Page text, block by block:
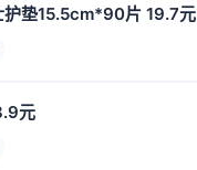
护垫15.5cm*90片 19.7元
元